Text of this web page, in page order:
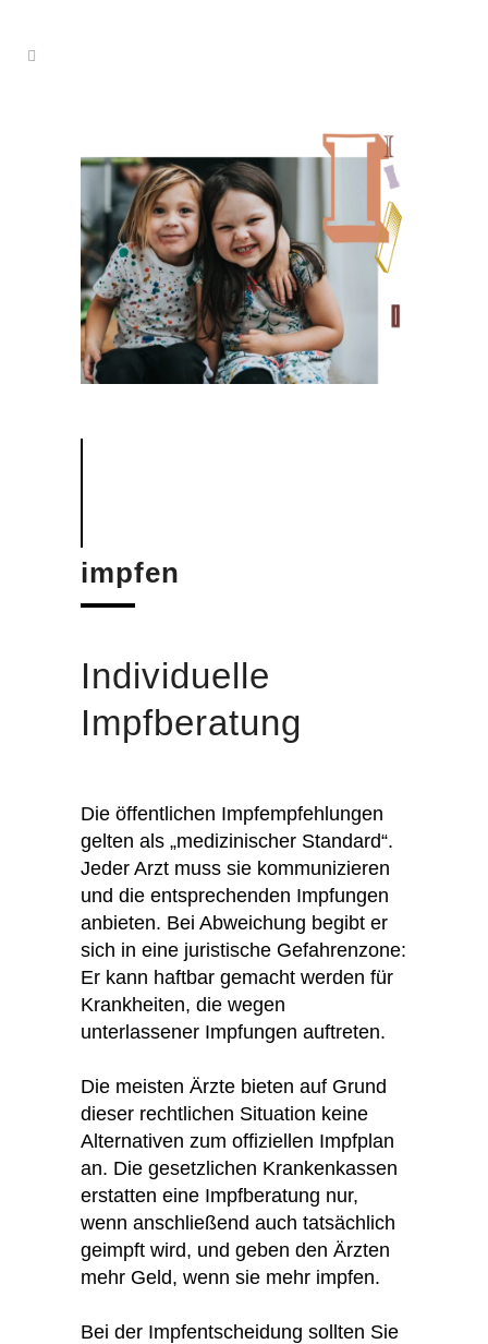
impfen
Individuelle
Impfberatung
Die öffentlichen Impfempfehlungen
gelten als „medizinischer Standard“.
Jeder Arzt muss sie kommunizieren
und die entsprechenden Impfungen
anbieten. Bei Abweichung begibt er
sich in eine juristische Gefahrenzone:
Er kann haftbar gemacht werden für
Krankheiten, die wegen
unterlassener Impfungen auftreten.
Die meisten Ärzte bieten auf Grund
dieser rechtlichen Situation keine
Alternativen zum offiziellen Impfplan
an. Die gesetzlichen Krankenkassen
erstatten eine Impfberatung nur,
wenn anschließend auch tatsächlich
geimpft wird, und geben den Ärzten
mehr Geld, wenn sie mehr impfen.
Bei der Impfentscheidung sollten Sie